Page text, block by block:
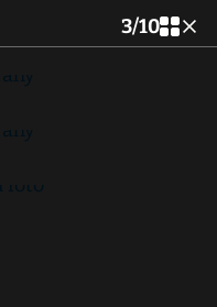
3/10